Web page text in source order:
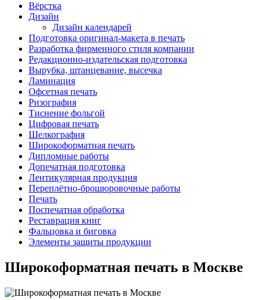
Вёрстка
Дизайн
Дизайн календарей
Подготовка оригинал-макета в печать
Разработка фирменного стиля компании
Редакционно-издательская подготовка
Вырубка, штанцевание, высечка
Ламинация
Офсетная печать
Ризография
Тиснение фольгой
Цифровая печать
Шелкография
Широкоформатная печать
Дипломные работы
Допечатная подготовка
Лентикулярная продукция
Переплётно-брошюровочные работы
Печать
Поспечатная обработка
Реставрация книг
Фальцовка и биговка
Элементы защиты продукции
Широкоформатная печать в Москве